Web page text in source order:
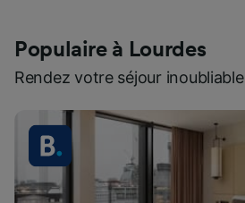
Populaire à Lourdes
Rendez votre séjour inoubliable